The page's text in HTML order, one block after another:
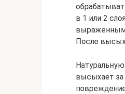
в 1 или 2
После
высыхает за